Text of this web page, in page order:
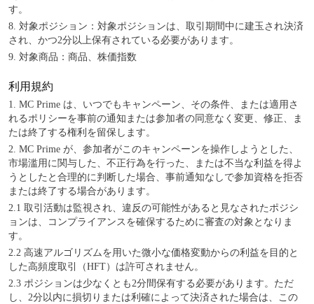
す。
8. 対象ポジション：対象ポジションは、取引期間中に建玉され決済
され、かつ2分以上保有されている必要があります。
9. 対象商品：商品、株価指数
利用規約
1. MC Prime は、いつでもキャンペーン、その条件、または適用さ
れるポリシーを事前の通知または参加者の同意なく変更、修正、ま
たは終了する権利を留保します。
2. MC Prime が、参加者がこのキャンペーンを操作しようとした、
市場滥用に関与した、不正行為を行った、または不当な利益を得よ
うとしたと合理的に判断した場合、事前通知なしで参加資格を拒否
または終了する場合があります。
2.1 取引活動は監視され、違反の可能性があると見なされたポジシ
ョンは、コンプライアンスを確保するために審査の対象となりま
す。
2.2 高速アルゴリズムを用いた微小な価格変動からの利益を目的と
した高頻度取引（HFT）は許可されません。
2.3 ポジションは少なくとも2分間保有する必要があります。ただ
し、2分以内に損切りまたは利確によって決済された場合は、この